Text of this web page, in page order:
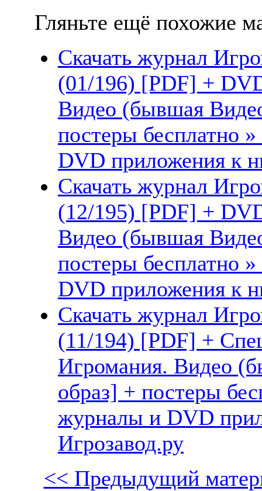
Гляньте ещё похожие
Скачать журнал
(01/196) [PDF] +
Видео (бывшая
постеры бесплатно
DVD приложения к
Скачать журнал
(12/195) [PDF] +
Видео (бывшая
постеры бесплатно
DVD приложения к
Скачать журнал
(11/194) [PDF] +
Игромания. Видео
образ] + постеры
журналы и DVD
Игрозавод.ру
<< Предыдущий